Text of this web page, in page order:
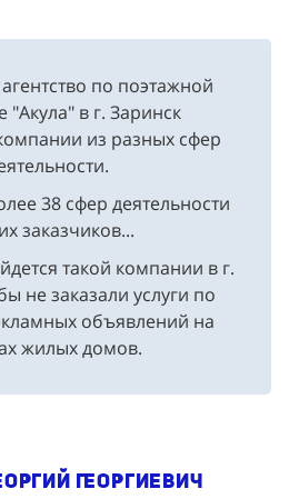
по поэтажной
"Акула" в г. Заринск
из разных сфер
38 сфер деятельности
заказчиков...
такой компании в г.
не заказали услуги по
объявлений на
жилых домов.
Георгиевич